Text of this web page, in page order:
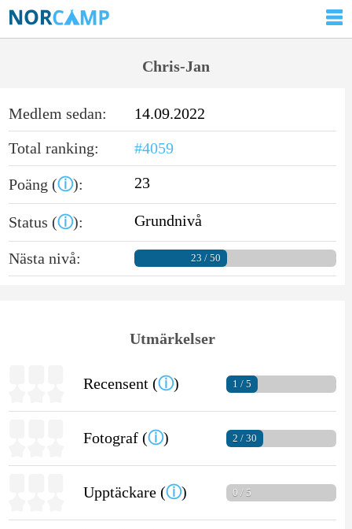
Chris-Jan
Medlem sedan:
14.09.2022
Total ranking:
#4059
Poäng (ⓘ): 23
Status (ⓘ): Grundnivå
Nästa nivå: 23 / 50
Utmärkelser
Recensent (ⓘ) 1 / 5
Fotograf (ⓘ) 2 / 30
Upptäckare (ⓘ) 0 / 5